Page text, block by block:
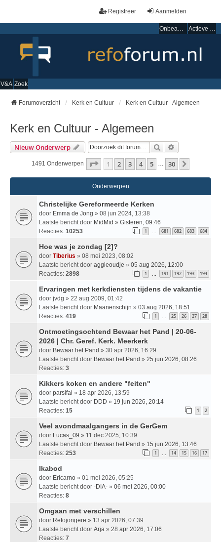
Aanmelden
Registreer
Onbeantwoorde onderwerpen Actieve onderwerpen
V&A Zoek
Forumoverzicht Kerk en Cultuur Kerk en Cultuur - Algemeen
Kerk en Cultuur - Algemeen
Nieuw Onderwerp Zoek
1491 Onderwerpen Pagina Van30
1 2 3 4 5 30
Onderwerpen
Christelijke Gereformeerde Kerken
door Emma de Jong » 08 jun 2024, 13:38
Laatste bericht door MidMid » Gisteren, 09:46
Reacties: 10253 1 … 681 682 683 684
Hoe was je zondag [2]?
door Tiberius » 08 mei 2023, 08:02
Laatste bericht door aggieoudje » 05 aug 2026, 12:00
Reacties: 2898 1 … 191 192 193 194
Ervaringen met kerkdiensten tijdens de vakantie
door jvdg » 22 aug 2009, 01:42
Laatste bericht door Maanenschijn » 03 aug 2026, 18:51
Reacties: 419 1 … 25 26 27 28
Ontmoetingsochtend Bewaar het Pand | 20-06-
2026 | Chr. Geref. Kerk. Meerkerk
door Bewaar het Pand » 30 apr 2026, 16:29
Laatste bericht door Bewaar het Pand » 25 jun 2026, 08:26
Reacties: 3
Kikkers koken en andere "feiten"
door parsifal » 18 apr 2026, 13:59
Laatste bericht door DDD » 19 jun 2026, 20:14
Reacties: 15 1 2
Veel avondmaalgangers in de GerGem
door Lucas_09 » 11 dec 2025, 10:39
Laatste bericht door Bewaar het Pand » 15 jun 2026, 13:46
Reacties: 253 1 … 14 15 16 17
Ikabod
door Ericarno » 01 mei 2026, 05:25
Laatste bericht door -DIA- » 06 mei 2026, 00:00
Reacties: 8
Omgaan met verschillen
door Refojongere » 13 apr 2026, 07:39
Laatste bericht door Arja » 28 apr 2026, 17:06
Reacties: 7